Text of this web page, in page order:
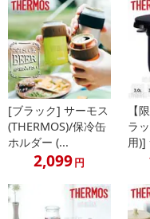
注意事項
【キャンセルについて】
※お申込み後のキャンセル
記載されている内容を必ず
にご納得いただきましたう
※パッケージ変更や商品リ
の掲載画像や画像内のバー
合がございます。
また、[新たな加工食品の
了により、商品詳細内に記
[ブラック] サーモス
(THERMOS)/保冷缶
ホルダー (...
2,099円
【
ラ
用)]